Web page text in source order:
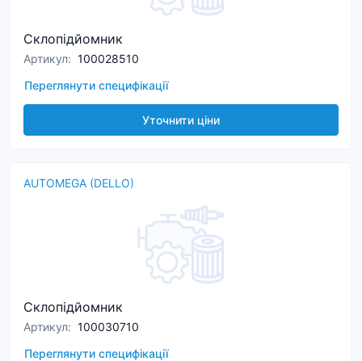
Склопідйомник
Артикул: 100028510
Переглянути специфікації
Уточнити ціни
AUTOMEGA (DELLO)
Склопідйомник
Артикул: 100030710
Переглянути специфікації